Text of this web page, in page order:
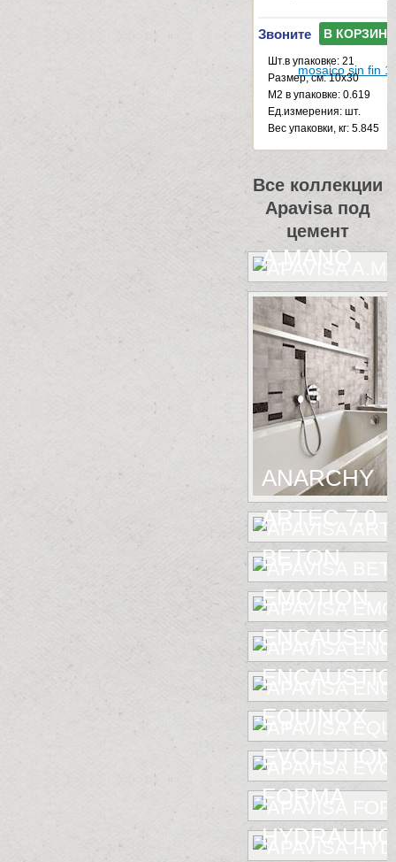
Звоните В КОРЗИНУ
Шт.в упаковке: 21
Размер, см: 10x30
М2 в упаковке: 0.619
Ед.измерения: шт.
Веc упаковки, кг: 5.845
Все коллекции
Apavisa под
цемент
A.MANO
ANARCHY
ARTEC 7.0
BETON
EMOTION
ENCAUSTIC
EQUINOX
EVOLUTION
FORMA
HYDRAULIC